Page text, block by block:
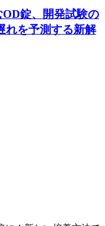
OD錠、開発試験の
れを予測する新解